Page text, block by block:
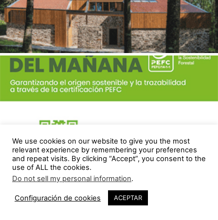
We use cookies on our website to give you the most
relevant experience by remembering your preferences
and repeat visits. By clicking “Accept”, you consent to the
use of ALL the cookies.
Do not sell my personal information.
Configuración de cookies ACEPTAR